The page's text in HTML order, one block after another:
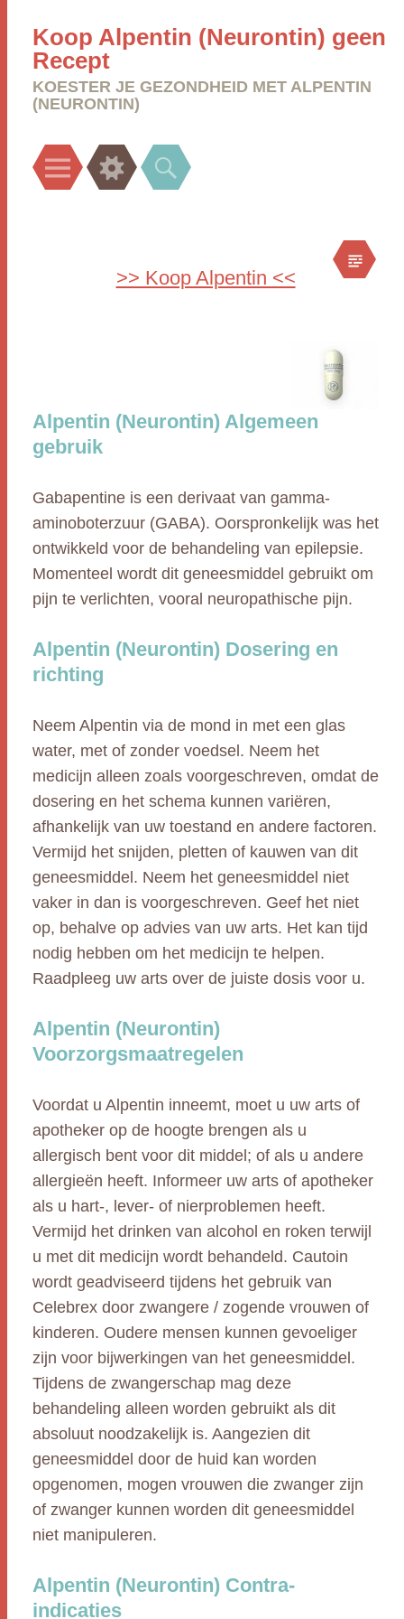
Koop Alpentin (Neurontin) geen
Recept
KOESTER JE GEZONDHEID MET ALPENTIN
(NEURONTIN)
Menu Widgets Search
>> Koop Alpentin <<
Alpentin (Neurontin) Algemeen
gebruik
Gabapentine is een derivaat van gamma-
aminoboterzuur (GABA). Oorspronkelijk was het
ontwikkeld voor de behandeling van epilepsie.
Momenteel wordt dit geneesmiddel gebruikt om
pijn te verlichten, vooral neuropathische pijn.
Alpentin (Neurontin) Dosering en
richting
Neem Alpentin via de mond in met een glas
water, met of zonder voedsel. Neem het
medicijn alleen zoals voorgeschreven, omdat de
dosering en het schema kunnen variëren,
afhankelijk van uw toestand en andere factoren.
Vermijd het snijden, pletten of kauwen van dit
geneesmiddel. Neem het geneesmiddel niet
vaker in dan is voorgeschreven. Geef het niet
op, behalve op advies van uw arts. Het kan tijd
nodig hebben om het medicijn te helpen.
Raadpleeg uw arts over de juiste dosis voor u.
Alpentin (Neurontin)
Voorzorgsmaatregelen
Voordat u Alpentin inneemt, moet u uw arts of
apotheker op de hoogte brengen als u
allergisch bent voor dit middel; of als u andere
allergieën heeft. Informeer uw arts of apotheker
als u hart-, lever- of nierproblemen heeft.
Vermijd het drinken van alcohol en roken terwijl
u met dit medicijn wordt behandeld. Cautoin
wordt geadviseerd tijdens het gebruik van
Celebrex door zwangere / zogende vrouwen of
kinderen. Oudere mensen kunnen gevoeliger
zijn voor bijwerkingen van het geneesmiddel.
Tijdens de zwangerschap mag deze
behandeling alleen worden gebruikt als dit
absoluut noodzakelijk is. Aangezien dit
geneesmiddel door de huid kan worden
opgenomen, mogen vrouwen die zwanger zijn
of zwanger kunnen worden dit geneesmiddel
niet manipuleren.
Alpentin (Neurontin) Contra-
indicaties